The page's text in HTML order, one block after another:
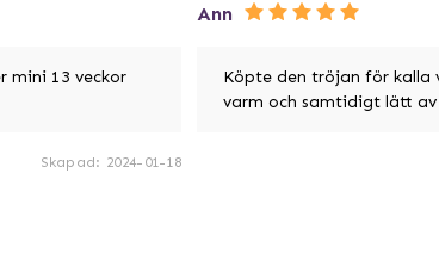
mini 13 veckor
Skapad: 2024-01-18
Ann
Köpte den tröjan för kalla
varm och samtidigt lätt